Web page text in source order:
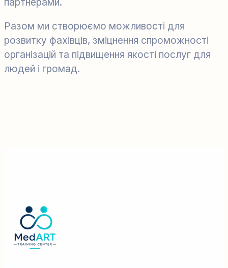
партнерами.
Разом ми створюємо можливості для
розвитку фахівців, зміцнення спроможності
організацій та підвищення якості послуг для
людей і громад.